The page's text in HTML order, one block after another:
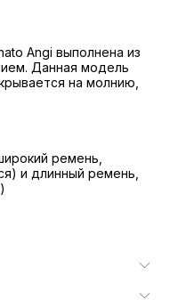
Angi выполнена из
Данная модель
на молнию,
ремень,
и длинный ремень,